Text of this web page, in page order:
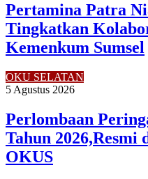
Pertamina Patra
Tingkatkan
Kemenkum Sumsel
OKU SELATAN
5 Agustus 2026
Perlombaan
Tahun 2026,Resmi
OKUS